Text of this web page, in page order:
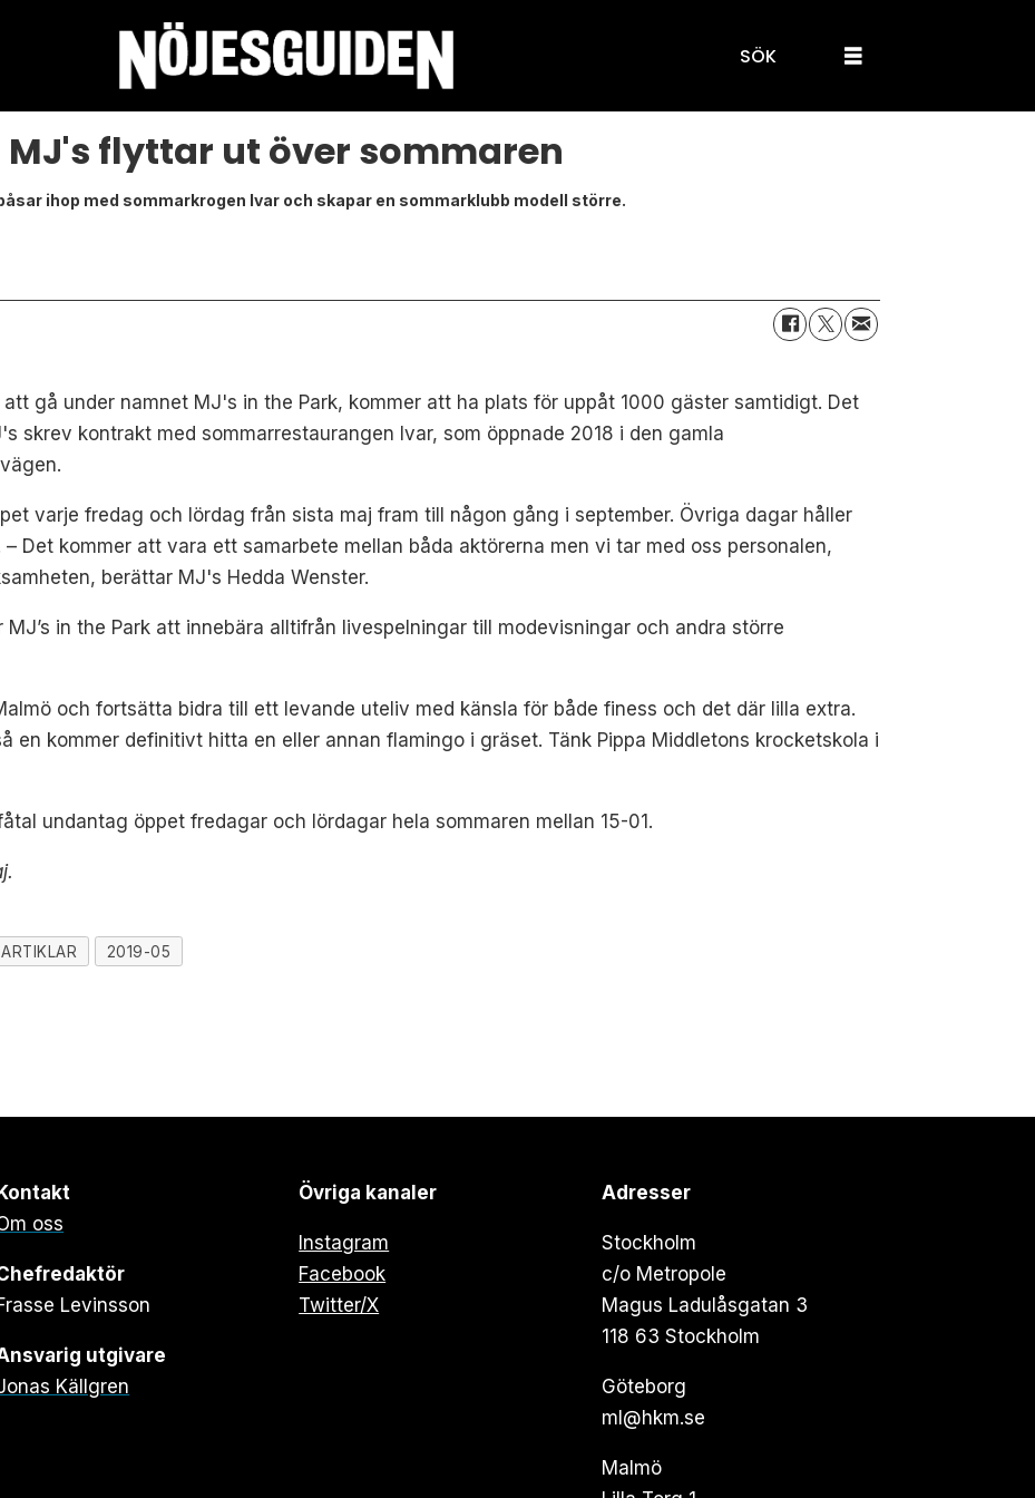
SÖK
MJ's flyttar ut över sommaren
ihop med sommarkrogen Ivar och skapar en sommarklubb modell större.
gå under namnet MJ's in the Park, kommer att ha plats för uppåt 1000 gäster samtidigt. Det
skrev kontrakt med sommarrestaurangen Ivar, som öppnade 2018 i den gamla
varje fredag och lördag från sista maj fram till någon gång i september. Övriga dagar håller
Det kommer att vara ett samarbete mellan båda aktörerna men vi tar med oss personalen,
berättar MJ's Hedda Wenster.
MJ’s in the Park att innebära alltifrån livespelningar till modevisningar och andra större
och fortsätta bidra till ett levande uteliv med känsla för både finess och det där lilla extra.
en kommer definitivt hitta en eller annan flamingo i gräset. Tänk Pippa Middletons krocketskola i
undantag öppet fredagar och lördagar hela sommaren mellan 15-01.
ARTIKLAR 2019-05
Kontakt
oss
Levinsson
utgivare
Källgren
Övriga kanaler
Instagram
Facebook
Twitter/X
Adresser
Stockholm
c/o Metropole
Magus Ladulåsgatan 3
118 63 Stockholm
Göteborg
ml@hkm.se
Malmö